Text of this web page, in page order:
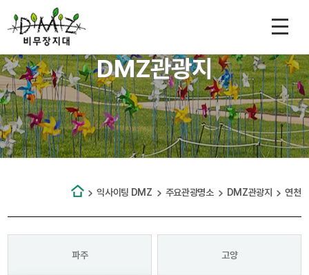
DMZ관광지
익사이팅 DMZ 주요관광명소 DMZ관광지 연천
파주 고양